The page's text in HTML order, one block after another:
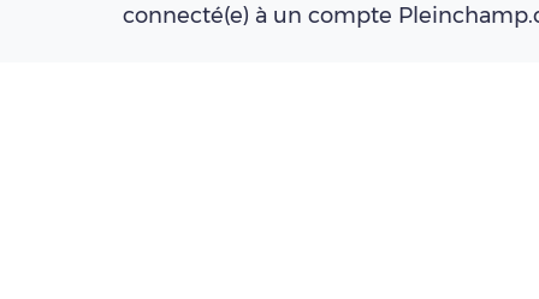
connecté(e) à un compte